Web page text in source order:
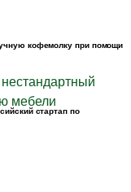
кофемолку при помощи
стартап по